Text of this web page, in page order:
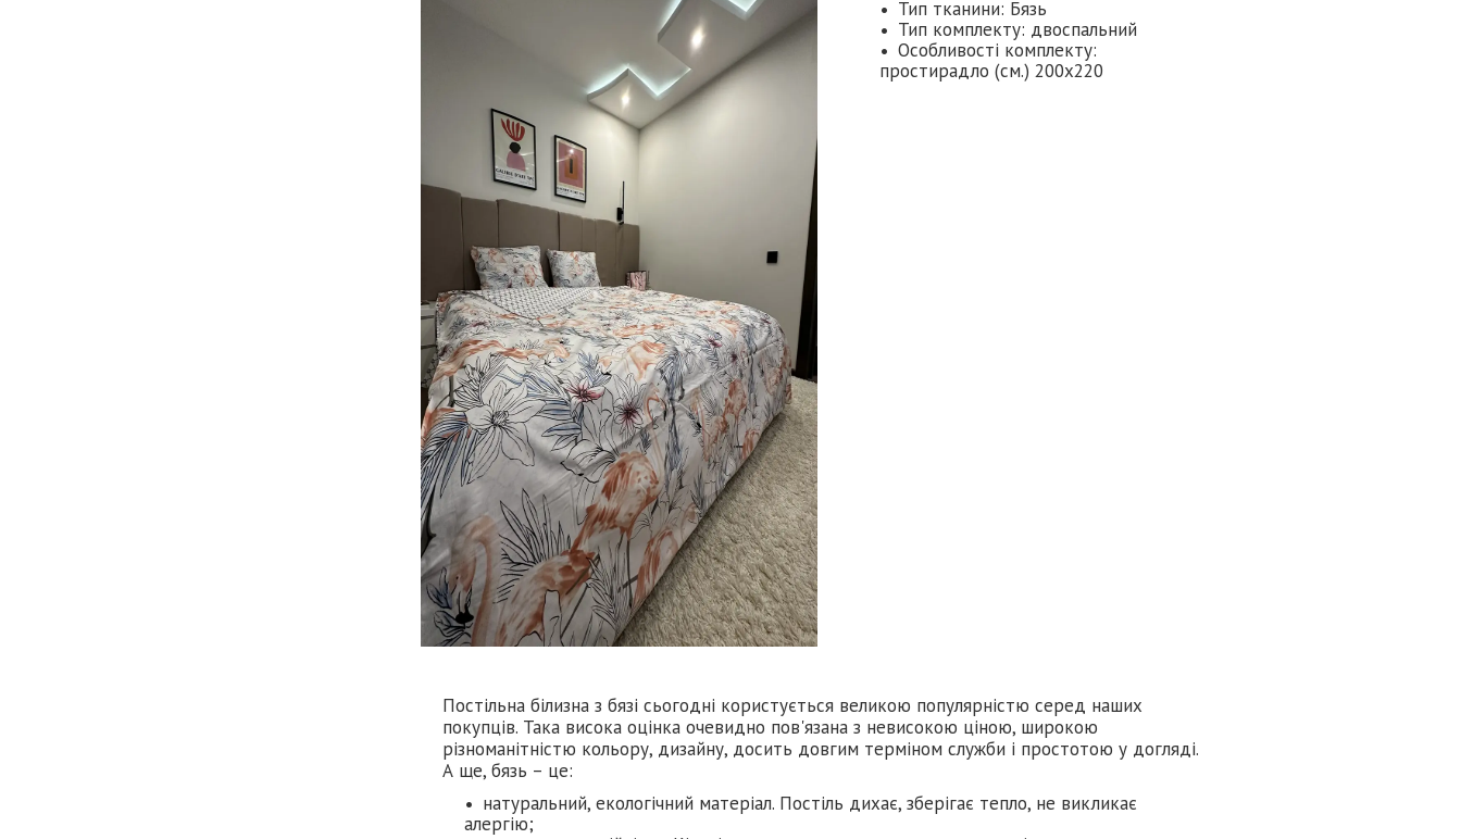
Тип тканини: Бязь
Тип комплекту: двоспальний
Особливості комплекту:
простирадло (см.) 200х220
Постільна білизна з бязі сьогодні користується великою популярністю серед наших
покупців. Така висока оцінка очевидно пов'язана з невисокою ціною, широкою
різноманітністю кольору, дизайну, досить довгим терміном служби і простотою у догляді.
А ще, бязь – це:
натуральний, екологічний матеріал. Постіль дихає, зберігає тепло, не викликає
алергію;